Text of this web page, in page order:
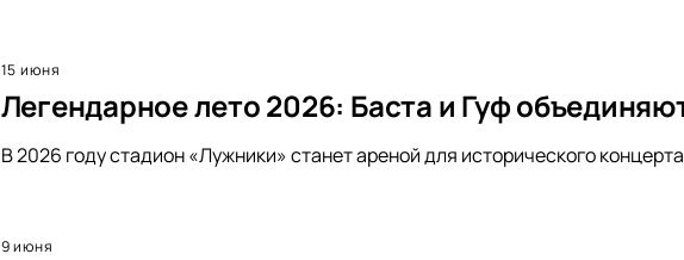
15 июня
Легендарное лето 2026: Баста и Гуф
В 2026 году стадион «Лужники» станет ареной для исторического
9 июня